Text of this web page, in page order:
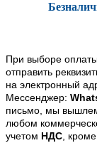
При выборе
отправить
на электронный
Мессенджер:
письмо, мы
любом
учетом НДС,